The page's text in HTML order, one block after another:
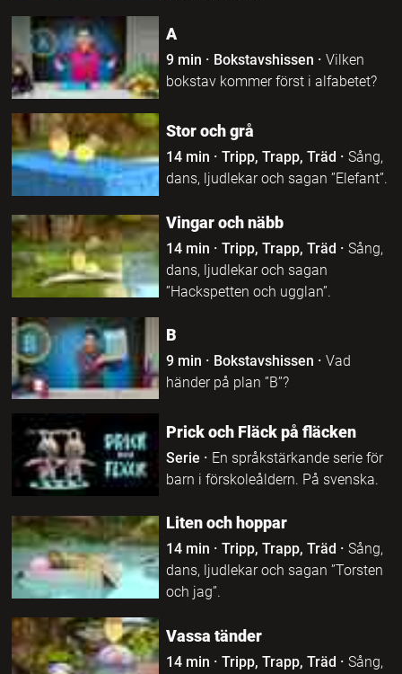
A
9 min · Bokstavshissen · Vilken
bokstav kommer först i alfabetet?
Stor och grå
14 min · Tripp, Trapp, Träd · Sång,
dans, ljudlekar och sagan ”Elefant”.
Vingar och näbb
14 min · Tripp, Trapp, Träd · Sång,
dans, ljudlekar och sagan
”Hackspetten och ugglan”.
B
9 min · Bokstavshissen · Vad
händer på plan ”B”?
Prick och Fläck på fläcken
Serie · En språkstärkande serie för
barn i förskoleåldern. På svenska.
Liten och hoppar
14 min · Tripp, Trapp, Träd · Sång,
dans, ljudlekar och sagan ”Torsten
och jag”.
Vassa tänder
14 min · Tripp, Trapp, Träd · Sång,